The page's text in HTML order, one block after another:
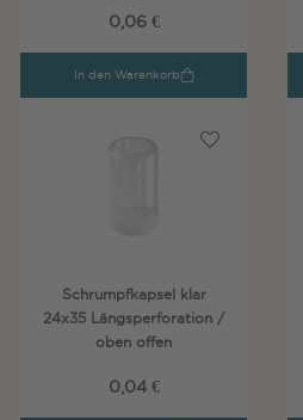
0,06 €
In den Warenkorb
Schrumpfkapsel klar
24x35 Längsperforation /
oben offen
0,04 €